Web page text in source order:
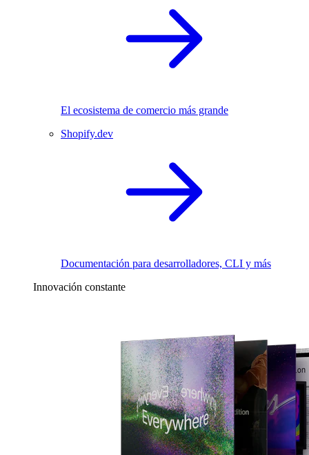
El ecosistema de comercio más grande
Shopify.dev
Documentación para desarrolladores, CLI y más
Innovación constante